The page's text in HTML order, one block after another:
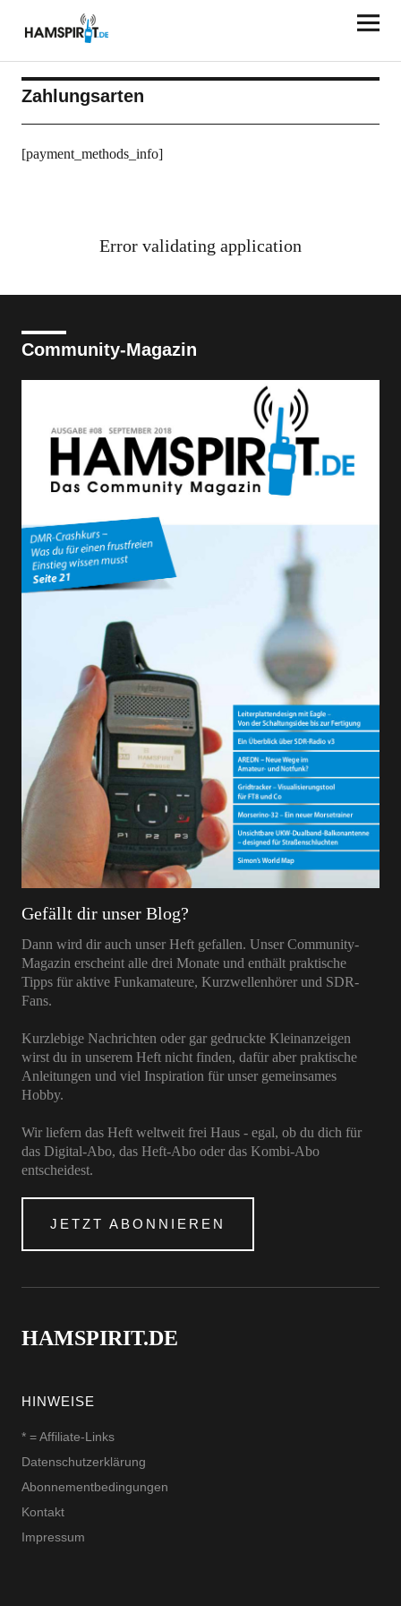
HAMSPIRIT.DE
Zahlungsarten
[payment_methods_info]
Error validating application
Community-Magazin
Gefällt dir unser Blog?
Dann wird dir auch unser Heft gefallen. Unser Community-
Magazin erscheint alle drei Monate und enthält praktische
Tipps für aktive Funkamateure, Kurzwellenhörer und SDR-
Fans.
Kurzlebige Nachrichten oder gar gedruckte Kleinanzeigen
wirst du in unserem Heft nicht finden, dafür aber praktische
Anleitungen und viel Inspiration für unser gemeinsames
Hobby.
Wir liefern das Heft weltweit frei Haus - egal, ob du dich für
das Digital-Abo, das Heft-Abo oder das Kombi-Abo
entscheidest.
JETZT ABONNIEREN
HAMSPIRIT.DE
HINWEISE
* = Affiliate-Links
Datenschutzerklärung
Abonnementbedingungen
Kontakt
Impressum